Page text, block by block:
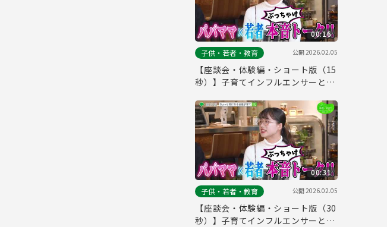
00:16
子供・若者・教育
公開2026.02.05
【座談会・体験編・ショート版（15
秒）】子育てインフルエンサーと体
00:31
子供・若者・教育
公開2026.02.05
【座談会・体験編・ショート版（30
秒）】子育てインフルエンサーと体